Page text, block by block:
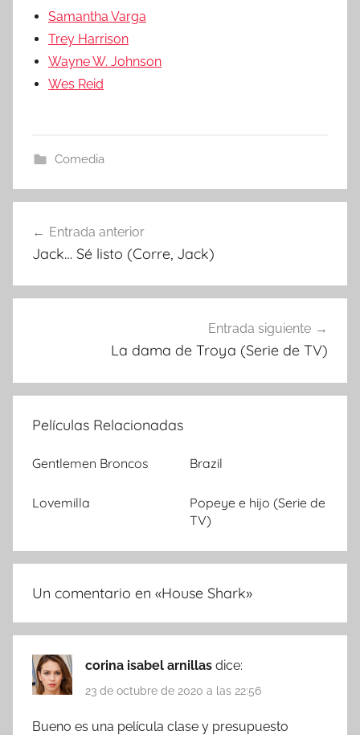
Samantha Varga
Trey Harrison
Wayne W. Johnson
Wes Reid
Comedia
Navegación
de
entradas
Entrada anterior
Jack… Sé listo (Corre, Jack)
Entrada siguiente
La dama de Troya (Serie de TV)
Películas Relacionadas
Gentlemen Broncos Brazil
Lovemilla
Popeye e hijo (Serie de
TV)
Un comentario en «House Shark»
corina isabel arnillas dice:
23 de octubre de 2020 a las 22:56
Bueno es una película clase y presupuesto